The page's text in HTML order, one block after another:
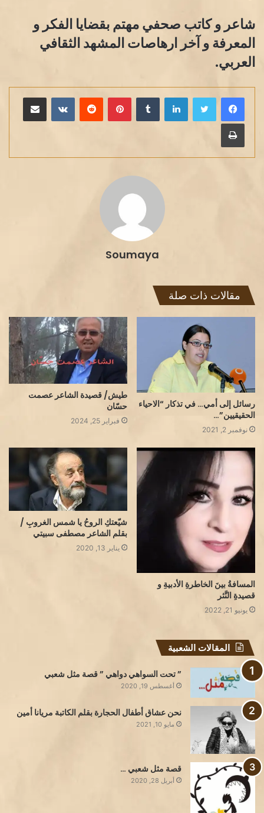
شاعر و كاتب صحفي مهتم بقضايا الفكر و
المعرفة و آخر ارهاصات المشهد الثقافي
العربي.
لينكدإن بينتيريست مشاركة عبر البريد
طباعة
Soumaya
مقالات ذات صلة
رسائل إلى أمي… في تذكار “الاحياء
الحقيقيين”…
نوفمبر 2, 2021
طيش/ قصيدة الشاعر عصمت
حسّان
فبراير 25, 2024
المسافةُ بينَ الخاطرةِ الأدبيةِ و
قصيدةِ النَّثر
يونيو 21, 2022
شيّعتكِ الروحُ يا شمس الغروبِ /
بقلم الشاعر مصطفى سبيتي
يناير 13, 2020
المقالات الشعبية
” تحت السواهي دواهي ” قصة مثل شعبي
أغسطس 19, 2020
نحن عشاق أطفال الحجارة بقلم الكاتبة مريانا أمين
مايو 10, 2021
قصة مثل شعبي …
أبريل 28, 2020